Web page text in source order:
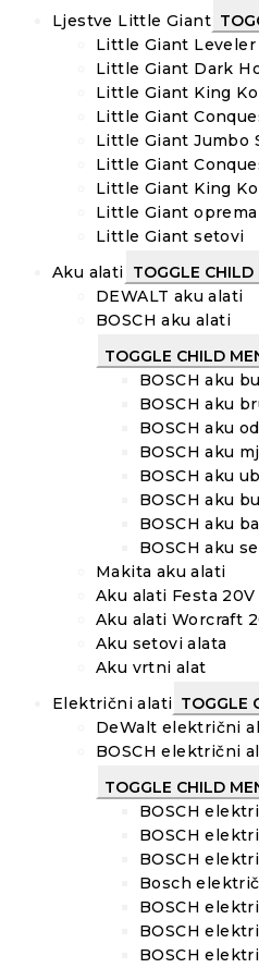
Ljestve Little Giant
Little Giant Leveler
Little Giant Dark
Little Giant King
Little Giant
Little Giant Jumbo
Little Giant
Little Giant King
Little Giant oprema
Little Giant setovi
Aku alati TOGGLE CHILD
DEWALT aku alati
BOSCH aku alati
TOGGLE CHILD
BOSCH aku
BOSCH aku
BOSCH aku
BOSCH aku
BOSCH aku
BOSCH aku
BOSCH aku
BOSCH aku
Makita aku alati
Aku alati Festa 20V
Aku alati Worcraft
Aku setovi alata
Aku vrtni alat
Električni alati TOGGLE
DeWalt električni
BOSCH električni
TOGGLE CHILD
BOSCH
BOSCH
BOSCH
Bosch
BOSCH
BOSCH
BOSCH